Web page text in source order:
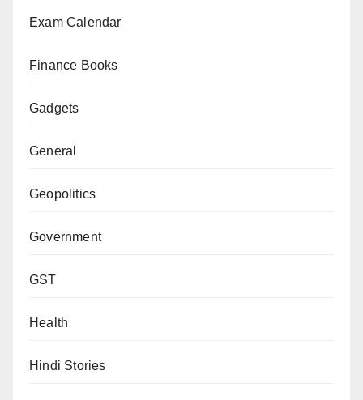
Exam Calendar
Finance Books
Gadgets
General
Geopolitics
Government
GST
Health
Hindi Stories